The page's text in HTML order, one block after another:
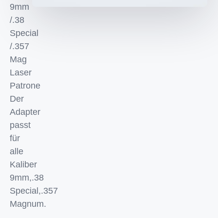
9mm
/.38
Special
/.357
Mag
Laser
Patrone
Der
Adapter
passt
für
alle
Kaliber
9mm,.38
Special,.357
Magnum.